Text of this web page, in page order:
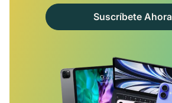
Suscríbete Ahora